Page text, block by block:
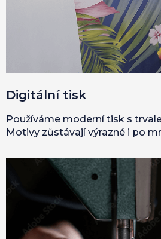
Digitální tisk
Používáme moderní tisk s
Motivy zůstávají výrazné i po